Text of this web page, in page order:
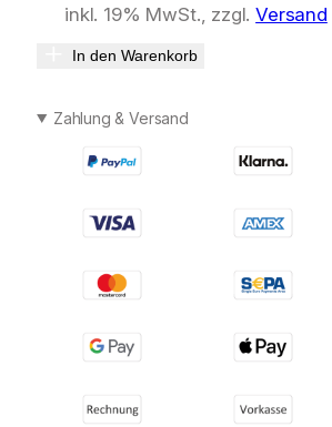
inkl. 19% MwSt., zzgl.Versand
In den Warenkorb
Zahlung & Versand